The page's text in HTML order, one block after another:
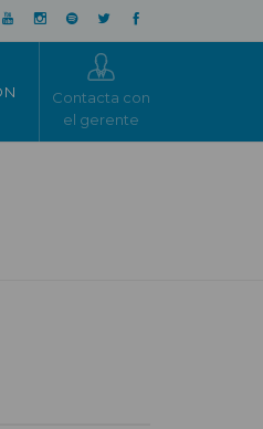
Contacta con
el gerente